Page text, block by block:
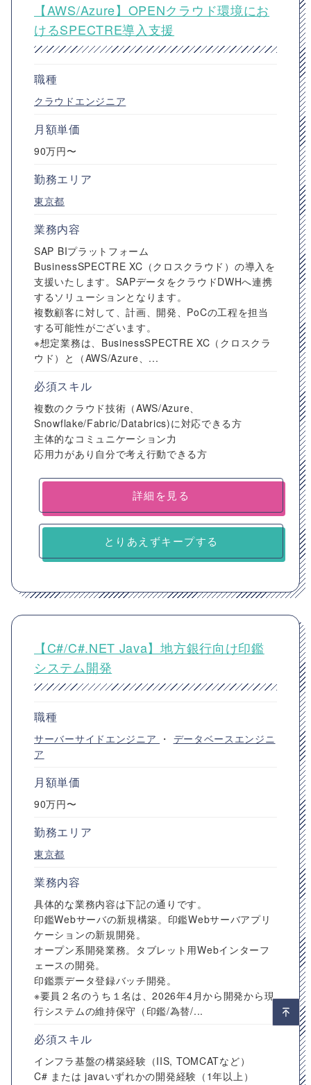
【AWS/Azure】OPENクラウド環境にお
けるSPECTRE導入支援
職種
クラウドエンジニア
月額単価
90万円〜
勤務エリア
東京都
業務内容
SAP BIプラットフォーム
BusinessSPECTRE XC（クロスクラウド）の導入を
支援いたします。SAPデータをクラウドDWHへ連携
するソリューションとなります。
複数顧客に対して、計画、開発、PoCの工程を担当
する可能性がございます。
※想定業務は、BusinessSPECTRE XC（クロスクラ
ウド）と（AWS/Azure、...
必須スキル
複数のクラウド技術（AWS/Azure、
Snowflake/Fabric/Databrics)に対応できる方
主体的なコミュニケーション力
応用力があり自分で考え行動できる方
詳細を見る
とりあえずキープする
【C#/C#.NET Java】地方銀行向け印鑑
システム開発
職種
サーバーサイドエンジニア ・ データベースエンジニ
ア
月額単価
90万円〜
勤務エリア
東京都
業務内容
具体的な業務内容は下記の通りです。
印鑑Webサーバの新規構築。印鑑Webサーバアプリ
ケーションの新規開発。
オープン系開発業務。タブレット用Webインターフ
ェースの開発。
印鑑票データ登録バッチ開発。
※要員２名のうち１名は、2026年4月から開発から現
行システムの維持保守（印鑑/為替/...
必須スキル
インフラ基盤の構築経験（IIS, TOMCATなど）
C# または javaいずれかの開発経験（1年以上）